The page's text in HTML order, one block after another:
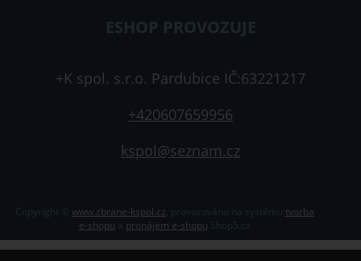
ESHOP PROVOZUJE
+K spol. s.r.o. Pardubice IČ:63221217
+420607659956
kspol@seznam.cz
Copyright © www.zbrane-kspol.cz
tvorba
e-shopu
pronájem e-shopu